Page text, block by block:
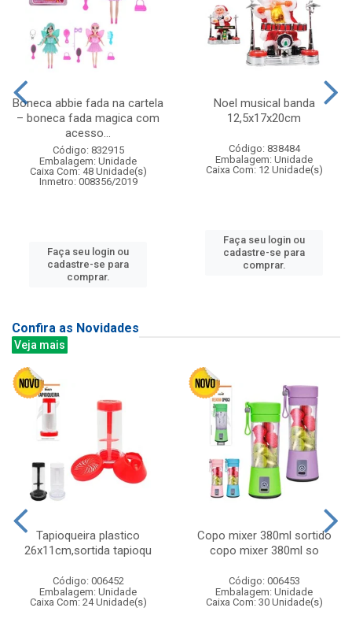
Boneca abbie fada na cartela
– boneca fada magica com
acesso...
Código: 832915
Embalagem: Unidade
Caixa Com: 48 Unidade(s)
Inmetro: 008356/2019
Faça seu login ou
cadastre-se para
comprar.
Noel musical banda
12,5x17x20cm
Código: 838484
Embalagem: Unidade
Caixa Com: 12 Unidade(s)
Faça seu login ou
cadastre-se para
comprar.
Confira as Novidades
Veja mais
Tapioqueira plastico
26x11cm,sortida tapioqu
Código: 006452
Embalagem: Unidade
Caixa Com: 24 Unidade(s)
Copo mixer 380ml sortido
copo mixer 380ml so
Código: 006453
Embalagem: Unidade
Caixa Com: 30 Unidade(s)